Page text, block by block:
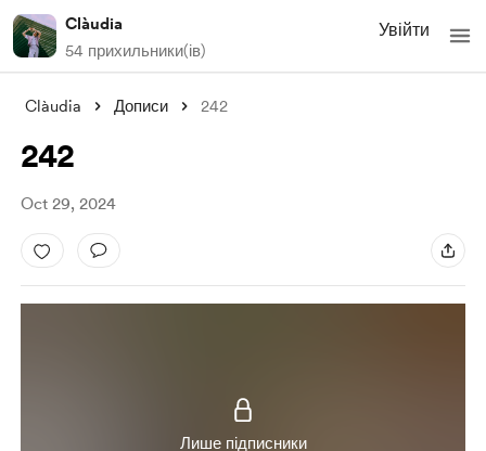
Clàudia
54 прихильники(ів)
Увійти
Clàudia Дописи 242
242
Oct 29, 2024
Лише підписники